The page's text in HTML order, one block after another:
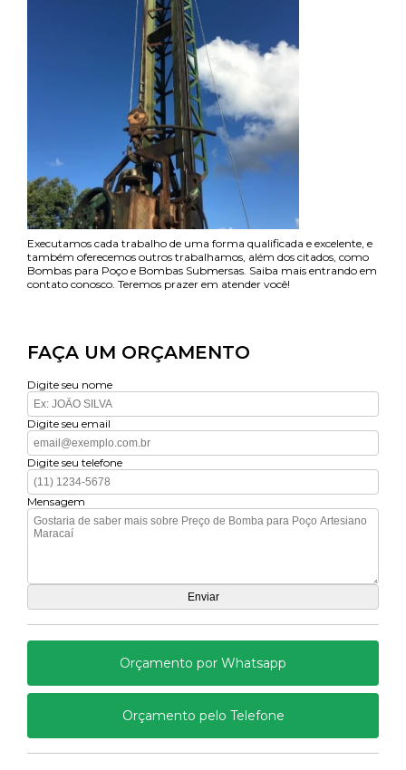
Executamos cada trabalho de uma forma qualificada e excelente, e
também oferecemos outros trabalhamos, além dos citados, como
Bombas para Poço e Bombas Submersas. Saiba mais entrando em
contato conosco. Teremos prazer em atender você!
FAÇA UM ORÇAMENTO
Digite seu nome
Digite seu email
Digite seu telefone
Mensagem
Orçamento por Whatsapp
Orçamento pelo Telefone